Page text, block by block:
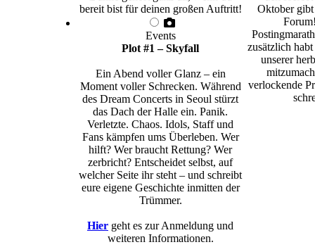
bereit bist für deinen großen Auftritt!
Events
Plot #1 – Skyfall
Ein Abend voller Glanz – ein
Moment voller Schrecken. Während
des Dream Concerts in Seoul stürzt
das Dach der Halle ein. Panik.
Verletzte. Chaos. Idols, Staff und
Fans kämpfen ums Überleben. Wer
hilft? Wer braucht Rettung? Wer
zerbricht? Entscheidet selbst, auf
welcher Seite ihr steht – und schreibt
eure eigene Geschichte inmitten der
Trümmer.
Hier geht es zur Anmeldung und
weiteren Informationen.
Oktober
zusätzlich
unserer
verlockende